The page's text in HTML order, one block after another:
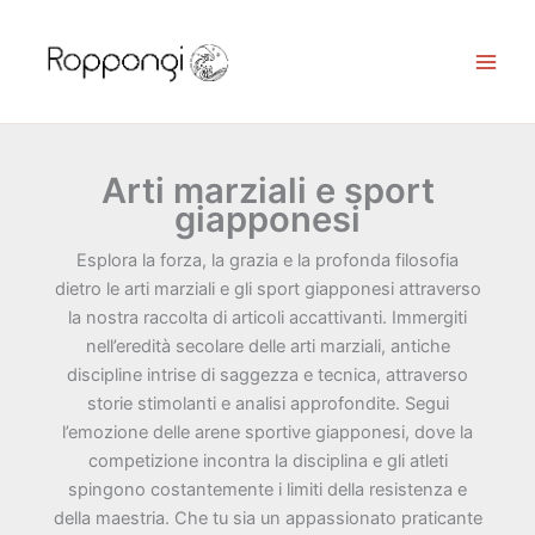
contenuto
Arti marziali e sport
giapponesi
Esplora la forza, la grazia e la profonda filosofia
dietro le arti marziali e gli sport giapponesi attraverso
la nostra raccolta di articoli accattivanti. Immergiti
nell’eredità secolare delle arti marziali, antiche
discipline intrise di saggezza e tecnica, attraverso
storie stimolanti e analisi approfondite. Segui
l’emozione delle arene sportive giapponesi, dove la
competizione incontra la disciplina e gli atleti
spingono costantemente i limiti della resistenza e
della maestria. Che tu sia un appassionato praticante